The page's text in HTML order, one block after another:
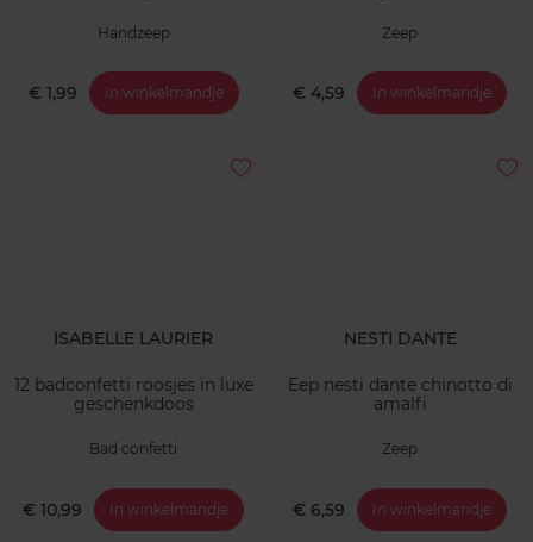
Handzeep
€ 1,99 In winkelmandje
Zeep
€ 4,59 In winkelmandje
ISABELLE LAURIER
12 badconfetti roosjes in luxe
geschenkdoos
Bad confetti
€ 10,99 In winkelmandje
NESTI DANTE
Eep nesti dante chinotto di
amalfi
Zeep
€ 6,59 In winkelmandje